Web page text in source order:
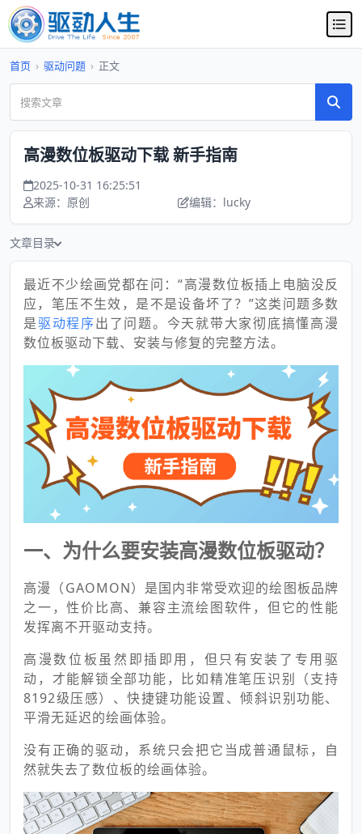
首页 › 驱动问题 › 正文
高漫数位板驱动下载 新手指南
2025-10-31 16:25:51
来源：原创
编辑：lucky
文章目录
最近不少绘画党都在问：“高漫数位板插上电脑没反
应，笔压不生效，是不是设备坏了？”这类问题多数
是驱动程序出了问题。今天就带大家彻底搞懂高漫
数位板驱动下载、安装与修复的完整方法。
一、为什么要安装高漫数位板驱动？
高漫（GAOMON）是国内非常受欢迎的绘图板品牌
之一，性价比高、兼容主流绘图软件，但它的性能
发挥离不开驱动支持。
高漫数位板虽然即插即用，但只有安装了专用驱
动，才能解锁全部功能，比如精准笔压识别（支持
8192级压感）、快捷键功能设置、倾斜识别功能、
平滑无延迟的绘画体验。
没有正确的驱动，系统只会把它当成普通鼠标，自
然就失去了数位板的绘画体验。